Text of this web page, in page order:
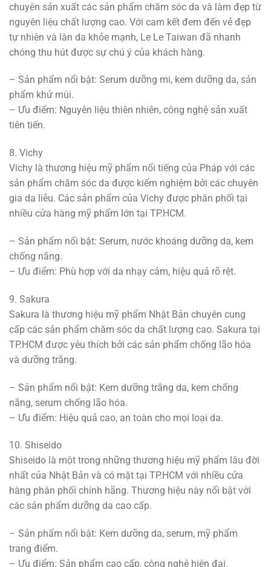
chuyên sản xuất các sản phẩm chăm sóc da và làm đẹp từ
nguyên liệu chất lượng cao. Với cam kết đem đến vẻ đẹp
tự nhiên và làn da khỏe mạnh, Le Le Taiwan đã nhanh
chóng thu hút được sự chú ý của khách hàng.
– Sản phẩm nổi bật: Serum dưỡng mi, kem dưỡng da, sản
phẩm khử mùi.
– Ưu điểm: Nguyên liệu thiên nhiên, công nghệ sản xuất
tiên tiến.
8. Vichy
Vichy là thương hiệu mỹ phẩm nổi tiếng của Pháp với các
sản phẩm chăm sóc da được kiểm nghiệm bởi các chuyên
gia da liễu. Các sản phẩm của Vichy được phân phối tại
nhiều cửa hàng mỹ phẩm lớn tại TP.HCM.
– Sản phẩm nổi bật: Serum, nước khoáng dưỡng da, kem
chống nắng.
– Ưu điểm: Phù hợp với da nhạy cảm, hiệu quả rõ rệt.
9. Sakura
Sakura là thương hiệu mỹ phẩm Nhật Bản chuyên cung
cấp các sản phẩm chăm sóc da chất lượng cao. Sakura tại
TP.HCM được yêu thích bởi các sản phẩm chống lão hóa
và dưỡng trắng.
– Sản phẩm nổi bật: Kem dưỡng trắng da, kem chống
nắng, serum chống lão hóa.
– Ưu điểm: Hiệu quả cao, an toàn cho mọi loại da.
10. Shiseido
Shiseido là một trong những thương hiệu mỹ phẩm lâu đời
nhất của Nhật Bản và có mặt tại TP.HCM với nhiều cửa
hàng phân phối chính hãng. Thương hiệu này nổi bật với
các sản phẩm dưỡng da cao cấp.
– Sản phẩm nổi bật: Kem dưỡng da, serum, mỹ phẩm
trang điểm.
– Ưu điểm: Sản phẩm cao cấp, công nghệ hiện đại.